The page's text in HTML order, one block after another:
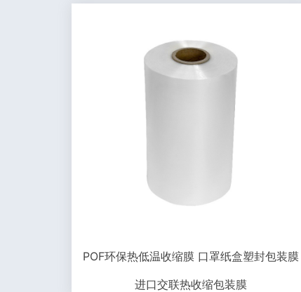
POF环保热低温收缩膜 口罩纸盒塑封包装膜
进口交联热收缩包装膜